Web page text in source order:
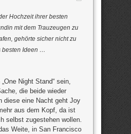
Hochzeit ihrer besten
mit dem Trauzeugen zu
gehörte sicher nicht zu
besten Ideen …
Night Stand“ sein,
die beide wieder
diese eine Nacht geht Joy
aus dem Kopf, da ist
selbst zugestehen wollen.
Weite, in San Francisco